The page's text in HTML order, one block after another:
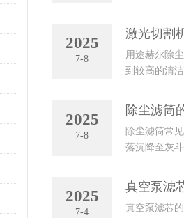
2025
7-8
激光切割
用途赫尔除
到较高的清
2025
7-8
除尘滤筒
除尘滤筒常
落沉降至灰
2025
7-4
真空泵滤
真空泵滤芯